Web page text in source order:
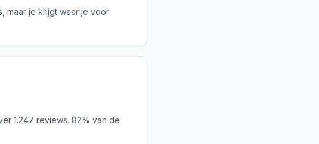
maar je krijgt waar je voor
1.247 reviews. 82% van de